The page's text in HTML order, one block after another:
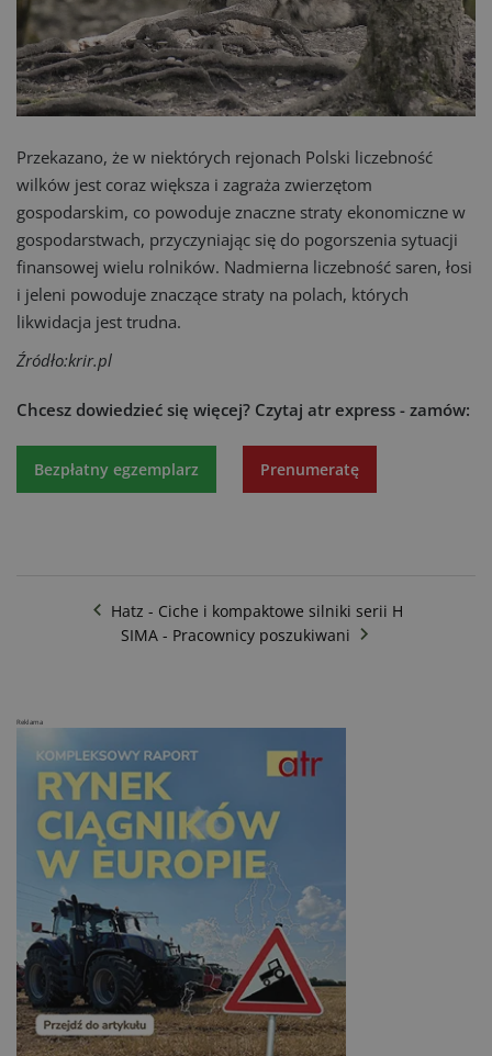
Przekazano, że w niektórych rejonach Polski liczebność
wilków jest coraz większa i zagraża zwierzętom
gospodarskim, co powoduje znaczne straty ekonomiczne w
gospodarstwach, przyczyniając się do pogorszenia sytuacji
finansowej wielu rolników. Nadmierna liczebność saren, łosi
i jeleni powoduje znaczące straty na polach, których
likwidacja jest trudna.
Źródło:krir.pl
Chcesz dowiedzieć się więcej? Czytaj atr express - zamów:
Bezpłatny egzemplarz Prenumeratę
Hatz - Ciche i kompaktowe silniki serii H
SIMA - Pracownicy poszukiwani
Reklama